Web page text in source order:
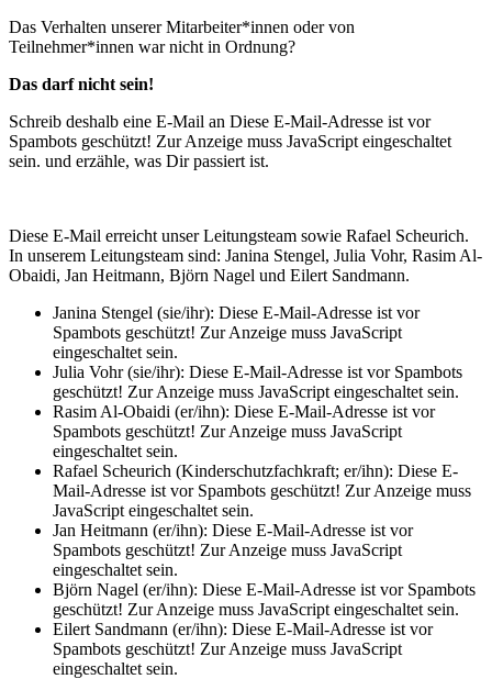
Das Verhalten unserer Mitarbeiter*innen oder von
Teilnehmer*innen war nicht in Ordnung?
Das darf nicht sein!
Schreib deshalb eine E-Mail an Diese E-Mail-Adresse ist vor
Spambots geschützt! Zur Anzeige muss JavaScript eingeschaltet
sein. und erzähle, was Dir passiert ist.
Diese E-Mail erreicht unser Leitungsteam sowie Rafael Scheurich.
In unserem Leitungsteam sind: Janina Stengel, Julia Vohr, Rasim Al-
Obaidi, Jan Heitmann, Björn Nagel und Eilert Sandmann.
Janina Stengel (sie/ihr): Diese E-Mail-Adresse ist vor
Spambots geschützt! Zur Anzeige muss JavaScript
eingeschaltet sein.
Julia Vohr (sie/ihr): Diese E-Mail-Adresse ist vor Spambots
geschützt! Zur Anzeige muss JavaScript eingeschaltet sein.
Rasim Al-Obaidi (er/ihn): Diese E-Mail-Adresse ist vor
Spambots geschützt! Zur Anzeige muss JavaScript
eingeschaltet sein.
Rafael Scheurich (Kinderschutzfachkraft; er/ihn): Diese E-
Mail-Adresse ist vor Spambots geschützt! Zur Anzeige muss
JavaScript eingeschaltet sein.
Jan Heitmann (er/ihn): Diese E-Mail-Adresse ist vor
Spambots geschützt! Zur Anzeige muss JavaScript
eingeschaltet sein.
Björn Nagel (er/ihn): Diese E-Mail-Adresse ist vor Spambots
geschützt! Zur Anzeige muss JavaScript eingeschaltet sein.
Eilert Sandmann (er/ihn): Diese E-Mail-Adresse ist vor
Spambots geschützt! Zur Anzeige muss JavaScript
eingeschaltet sein.